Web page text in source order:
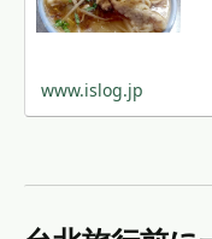
www.islog.jp